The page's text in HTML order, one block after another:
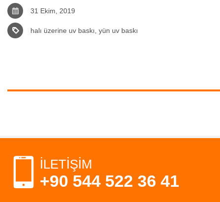
31 Ekim, 2019
halı üzerine uv baskı yün uv baskı
İLETİŞİM
+90 544 522 36 41